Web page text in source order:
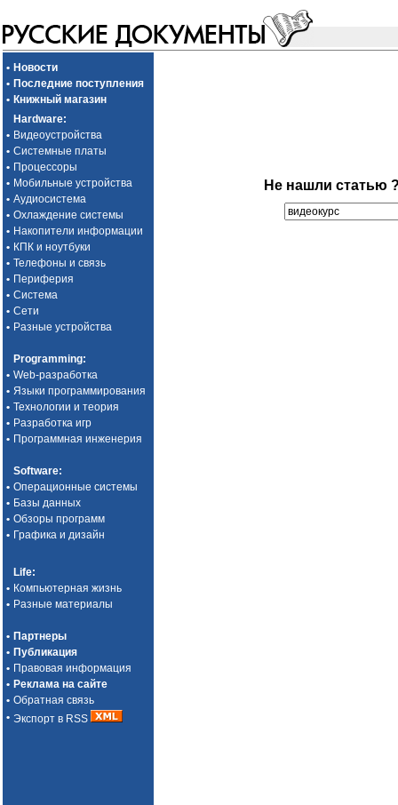
• Новости
• Последние поступления
• Книжный магазин
Hardware:
• Видеоустройства
• Системные платы
• Процессоры
• Мобильные устройства
• Аудиосистема
• Охлаждение системы
• Накопители информации
• КПК и ноутбуки
• Телефоны и связь
• Периферия
• Система
• Сети
• Разные устройства
Programming:
• Web-разработка
• Языки программирования
• Технологии и теория
• Разработка игр
• Программная инженерия
Software:
• Операционные системы
• Базы данных
• Обзоры программ
• Графика и дизайн
Life:
• Компьютерная жизнь
• Разные материалы
• Партнеры
• Публикация
• Правовая информация
• Реклама на сайте
• Обратная связь
• Экспорт в RSS
Не нашли статью